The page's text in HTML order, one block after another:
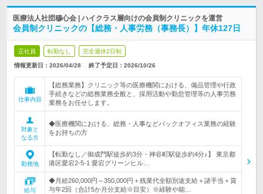
医療法人社団穆心会 | ハイクラス層向けの会員制クリニックを運営
会員制クリニックの【総務・人事労務（事務長）】年休127日
正社員 転勤なし 完全週休2日制
情報更新日：2026/04/28 終了予定日： 2026/10/26
仕事内容
【総務業務】クリニック等の医療機関における、備品管理や行政
手続きなどの総務業務全般と、採用活動や勤怠管理等の人事労務
業務をお任せします。
対象と
なる方
◆医療機関における、総務・人事などバックオフィス業務の経験
をお持ちの方
勤務地
【転勤なし／御成門駅徒歩約3分・神谷町駅徒歩約4分♪】 東京都
港区愛宕2-5-1 愛宕グリーンヒル…
給与
◆月給260,000円～350,000円＋残業代全額別途支給＋諸手当＋賞
与年2回（合計5か月分支給※目安）※経験や能…